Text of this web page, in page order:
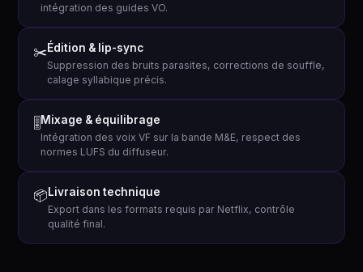
intégration des guides VO.
✂️Édition & lip-sync
Suppression des bruits parasites, corrections de souffle,
calage syllabique précis.
🎚 Mixage & équilibrage
Intégration des voix VF sur la bande M&E, respect des
normes LUFS du diffuseur.
📦Livraison technique
Export dans les formats requis par Netflix, contrôle
qualité final.